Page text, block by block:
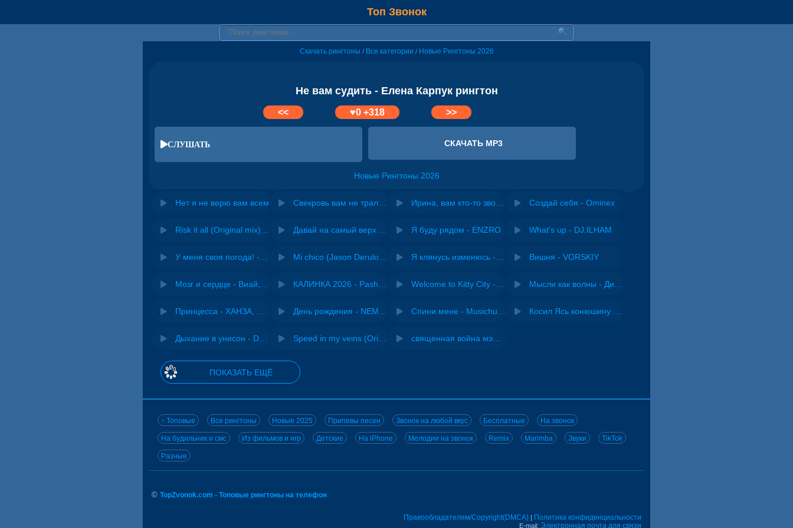
Топ Звонок
Скачать рингтоны / Все категории / Новые Рингтоны 2026
Не вам судить - Елена Карпук рингтон
<< ♥0+318 >>
СЛУШАТЬ СКАЧАТЬ MP3
Новые Рингтоны 2026
Нет я не верю вам всем Создай себя - Ominex
Я буду рядом - ENZRO What's up - DJ.ILHAM
Вишня - VORSKIY
ПОКАЗАТЬ ЕЩЁ
↑ Топовые Все рингтоны Новые 2025 Припевы песен Звонок на любой вкус Бесплатные На звонок
На будильник и смс Из фильмов и игр Детские На iPhone Мелодии на звонок Remix Marimba Звуки TikTok
Разные
© TopZvonok.com - Топовые рингтоны на телефон
Правообладателям/Copyright(DMCA) | Политика конфиденциальности
E-mail: Электронная почта для связи